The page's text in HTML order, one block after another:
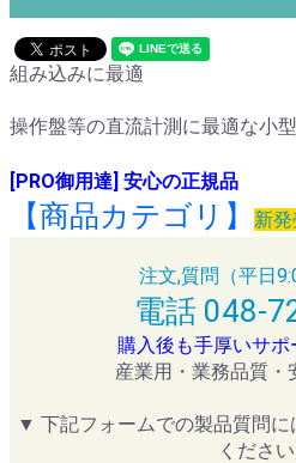
組み込みに最適
操作盤等の直流計測に最適な小
[PRO御用達] 安心の正規品
【商品カテゴリ】 新発
注文,質問（平日
電話 048-
購入後も手厚いサポ
産業用・業務品質・
▼ 下記フォームでの製品質問に
くださ